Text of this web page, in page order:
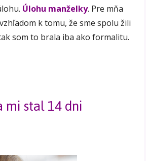
Úlohu manželky. Pre mňa
k tomu, že sme spolu žili
som to brala iba ako formalitu.
mi stal 14 dni